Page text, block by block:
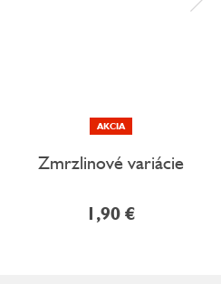
AKCIA
Zmrzlinové variácie
1,90 €